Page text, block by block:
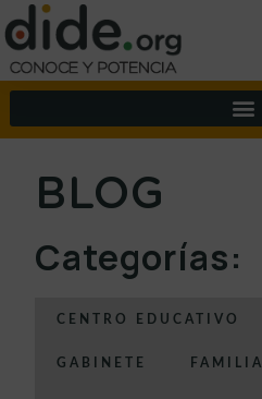
BLOG
Categorías:
CENTRO EDUCATIVO
GABINETE FAMILIA